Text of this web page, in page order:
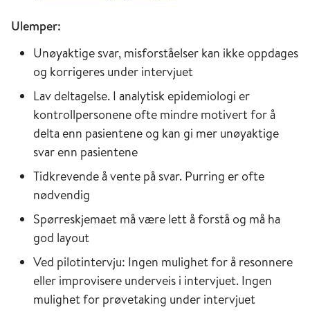
Ulemper:
Unøyaktige svar, misforståelser kan ikke oppdages
og korrigeres under intervjuet
Lav deltagelse. I analytisk epidemiologi er
kontrollpersonene ofte mindre motivert for å
delta enn pasientene og kan gi mer unøyaktige
svar enn pasientene
Tidkrevende å vente på svar. Purring er ofte
nødvendig
Spørreskjemaet må være lett å forstå og må ha
god layout
Ved pilotintervju: Ingen mulighet for å resonnere
eller improvisere underveis i intervjuet. Ingen
mulighet for prøvetaking under intervjuet